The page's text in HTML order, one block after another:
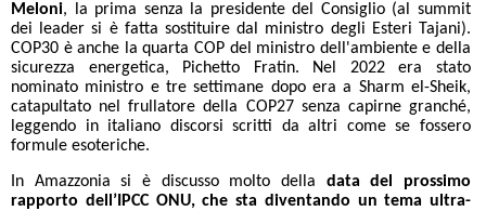
Meloni, la prima senza la presidente del Consiglio (al summit
dei leader si è fatta sostituire dal ministro degli Esteri Tajani).
COP30 è anche la quarta COP del ministro dell'ambiente e della
sicurezza energetica, Pichetto Fratin. Nel 2022 era stato
nominato ministro e tre settimane dopo era a Sharm el-Sheik,
catapultato nel frullatore della COP27 senza capirne granché,
leggendo in italiano discorsi scritti da altri come se fossero
formule esoteriche.
In Amazzonia si è discusso molto della data del prossimo
rapporto dell’IPCC ONU, che sta diventando un tema ultra-